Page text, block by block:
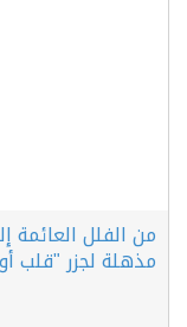
من الفلل
مذهلة لجزر "قلب